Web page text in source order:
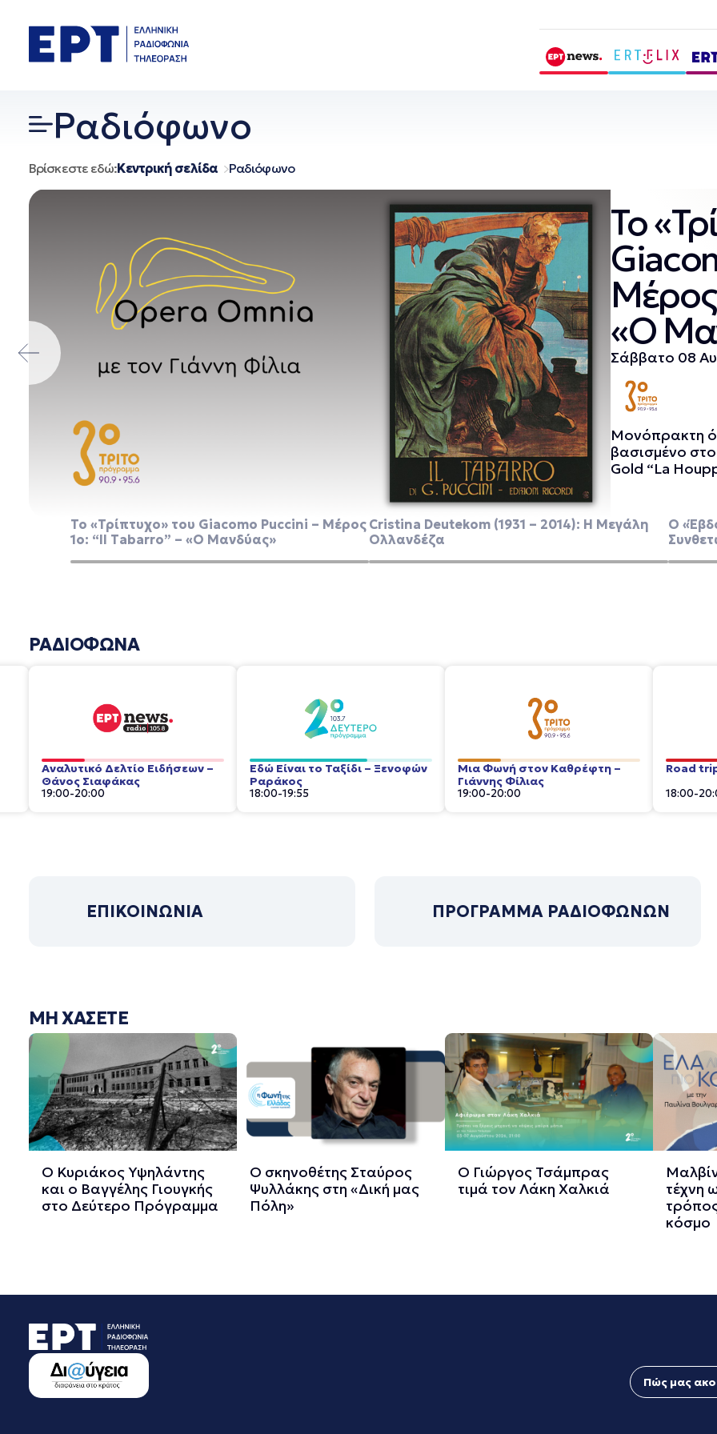
περιεχόμενο
Ραδιόφωνο
Βρίσκεστε εδώ:Κεντρική σελίδα Ραδιόφωνο
Το
Μέρος
«Ο
Σάββατο 08
Μονόπρακτη
βασισμένο
Gold “La
Υόρκης.
Το «Τρίπτυχο» του Giacomo Puccini – Μέρος
1ο: “Il Tabarro” – «Ο Μανδύας»
Cristina Deutekom (1931 – 2014): Η Μεγάλη
Ολλανδέζα
Ο
ΡΑΔΙΟΦΩΝΑ
Αναλυτικό Δελτίο Ειδήσεων –
Θάνος Σιαφάκας
19:00-20:00
Εδώ Είναι το Ταξίδι – Ξενοφών
Ραράκος
18:00-19:55
Μια Φωνή στον Καθρέφτη –
Γιάννης Φίλιας
19:00-20:00
Road
18:00-
ΕΠΙΚΟΙΝΩΝΙΑ ΠΡΟΓΡΑΜΜΑ ΡΑΔΙΟΦΩΝΩΝ
ΜΗ ΧΑΣΕΤΕ
Ο Κυριάκος Υψηλάντης
και ο Βαγγέλης Γιουγκής
στο Δεύτερο Πρόγραμμα
Ο σκηνοθέτης Σταύρος
Ψυλλάκης στη «Δική μας
Πόλη»
Ο Γιώργος Τσάμπρας
τιμά τον Λάκη Χαλκιά
τέχνη
κόσμο
Πώς μας